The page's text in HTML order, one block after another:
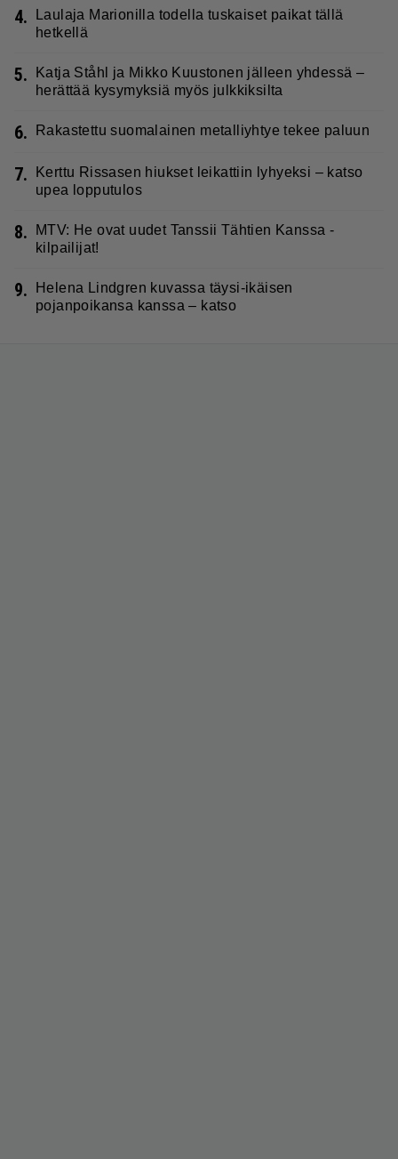
4.
Laulaja Marionilla todella tuskaiset paikat tällä
hetkellä
5.
Katja Ståhl ja Mikko Kuustonen jälleen yhdessä –
herättää kysymyksiä myös julkkiksilta
6. Rakastettu suomalainen metalliyhtye tekee paluun
7.
Kerttu Rissasen hiukset leikattiin lyhyeksi – katso
upea lopputulos
8.
MTV: He ovat uudet Tanssii Tähtien Kanssa -
kilpailijat!
9.
Helena Lindgren kuvassa täysi-ikäisen
pojanpoikansa kanssa – katso